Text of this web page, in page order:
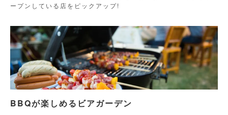
ープンしている店をピックアップ!
BBQが楽しめるビアガーデン